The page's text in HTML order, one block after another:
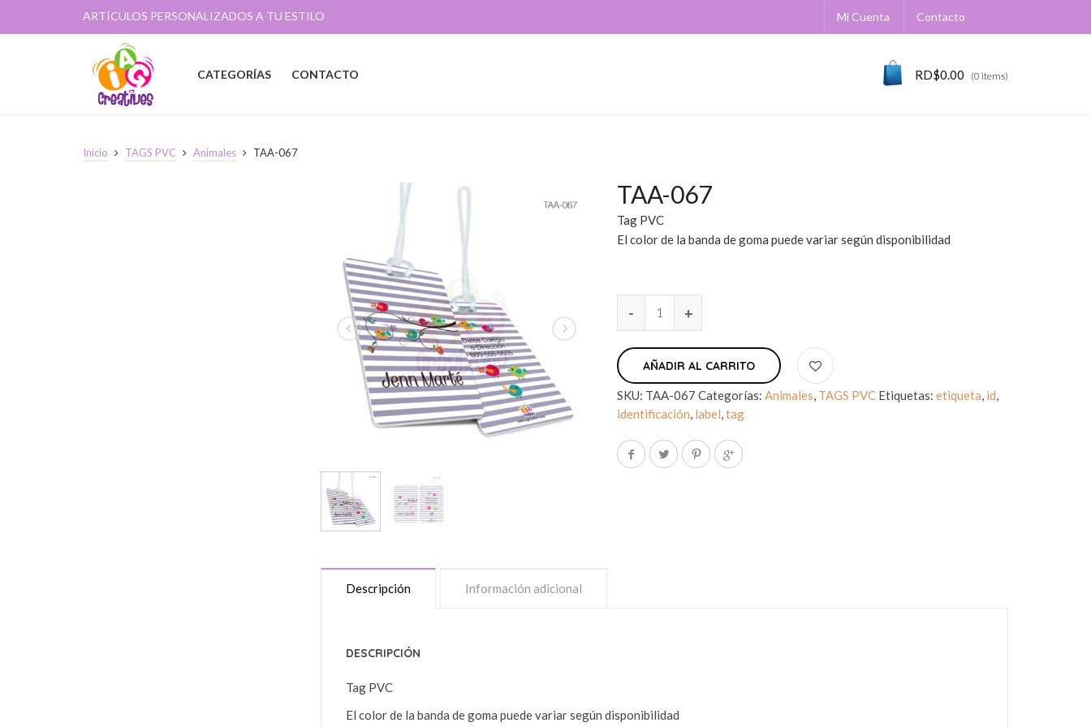
ARTÍCULOS PERSONALIZADOS A TU ESTILO Mi Cuenta Contacto
RD$0.00 (0 items)
CATEGORÍAS CONTACTO
Inicio TAGS PVC Animales TAA-067
TAA-067
Tag PVC
El color de la banda de goma puede variar según disponibilidad
AÑADIR AL CARRITO
SKU: TAA-067 Categorías:Animales, TAGS PVC Etiquetas:etiqueta, id,
identificación, label,tag
Descripción Información adicional
DESCRIPCIÓN
Tag PVC
El color de la banda de goma puede variar según disponibilidad